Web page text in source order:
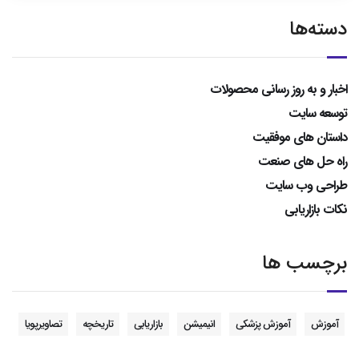
دسته‌ها
اخبار و به روز رسانی محصولات
توسعه سایت
داستان های موفقیت
راه حل های صنعت
طراحی وب سایت
نکات بازاریابی
برچسب ها
آموزش آموزش پزشکی انیمیشن بازاریابی تاریخچه
تصاویرپویا